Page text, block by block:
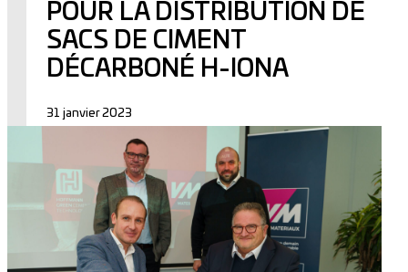
POUR LA DISTRIBUTION DE
SACS DE CIMENT
DÉCARBONÉ H-IONA
31 janvier 2023